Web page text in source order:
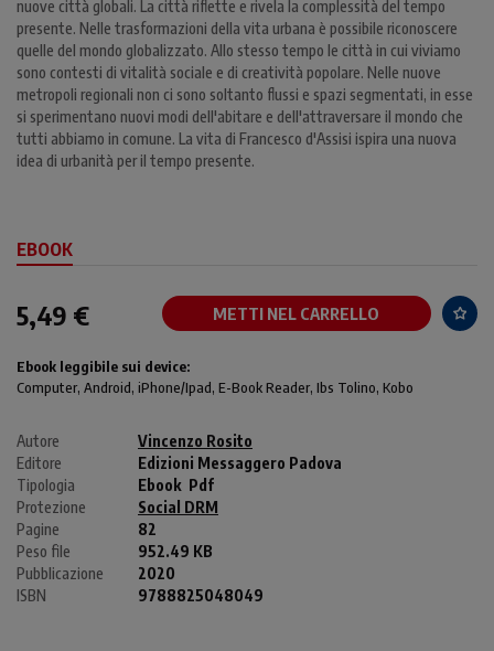
nuove città globali. La città riflette e rivela la complessità del tempo
presente. Nelle trasformazioni della vita urbana è possibile riconoscere
quelle del mondo globalizzato. Allo stesso tempo le città in cui viviamo
sono contesti di vitalità sociale e di creatività popolare. Nelle nuove
metropoli regionali non ci sono soltanto flussi e spazi segmentati, in esse
si sperimentano nuovi modi dell'abitare e dell'attraversare il mondo che
tutti abbiamo in comune. La vita di Francesco d'Assisi ispira una nuova
idea di urbanità per il tempo presente.
EBOOK
5,49 € METTI NEL CARRELLO
Ebook leggibile sui device:
Computer, Android, iPhone/Ipad, E-Book Reader, Ibs Tolino, Kobo
Autore
Vincenzo Rosito
Editore
Edizioni Messaggero Padova
Tipologia
Ebook Pdf
Protezione
Social DRM
Pagine
82
Peso file
952.49 KB
Pubblicazione
2020
ISBN
9788825048049